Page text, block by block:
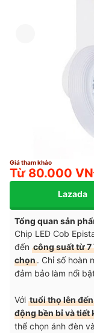
Giá tham khảo
Từ 80.000
Lazada
Tổng quan sản
Chip LED Cob
đến công suất từ
chọn. Chỉ số hoàn
đảm bảo làm nổi
Với tuổi thọ lên
động bền bỉ và tiết
thể chọn ánh đèn